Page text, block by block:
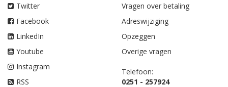
Twitter
Facebook
LinkedIn
Youtube
Instagram
RSS
Vragen over betaling
Adreswijziging
Opzeggen
Overige vragen
Telefoon:
0251 - 257924